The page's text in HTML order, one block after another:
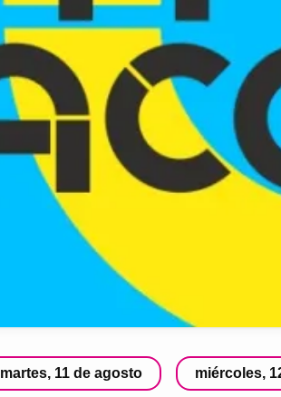
martes, 11 de agosto miércoles,